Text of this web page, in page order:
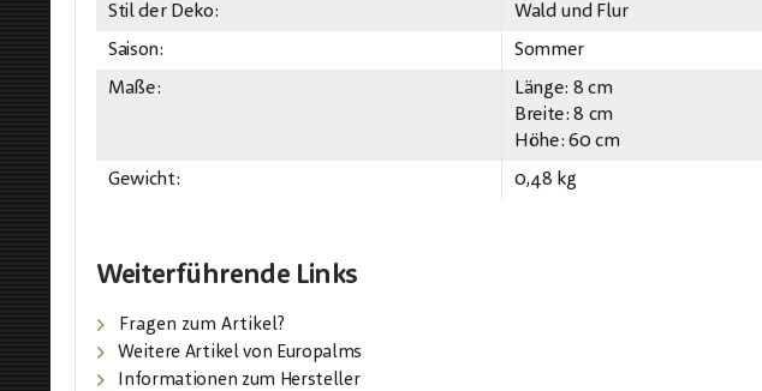
Stil der Deko:
Wald und Flur
Saison:
Sommer
Maße:
Länge: 8 cm
Breite: 8 cm
Höhe: 60 cm
Gewicht:
0,48 kg
Weiterführende Links
Fragen zum Artikel?
Weitere Artikel von Europalms
Informationen zum Hersteller